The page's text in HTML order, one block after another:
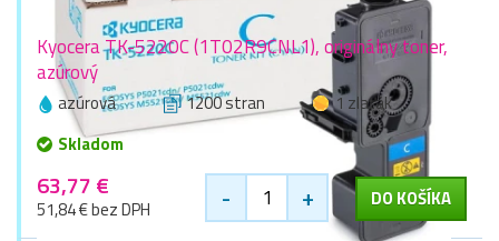
Kyocera TK-5220C (1T02R9CNL1), originálny toner,
azúrový
azúrová 1200 stran
1 zlaťák
Skladom
63,77 €
51,84 € bez DPH - + DO KOŠÍKA